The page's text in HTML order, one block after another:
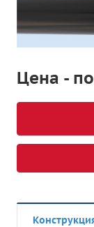
Цена -